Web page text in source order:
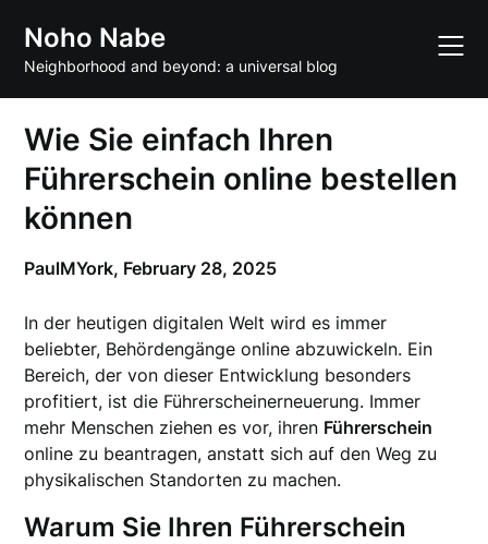
content
Noho Nabe
Neighborhood and beyond: a universal blog
Wie Sie einfach Ihren
Führerschein online bestellen
können
PaulMYork, February 28, 2025
In der heutigen digitalen Welt wird es immer
beliebter, Behördengänge online abzuwickeln. Ein
Bereich, der von dieser Entwicklung besonders
profitiert, ist die Führerscheinerneuerung. Immer
mehr Menschen ziehen es vor, ihren Führerschein
online zu beantragen, anstatt sich auf den Weg zu
physikalischen Standorten zu machen.
Warum Sie Ihren Führerschein